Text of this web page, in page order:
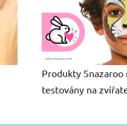
Produkty Snazaroo
testovány na